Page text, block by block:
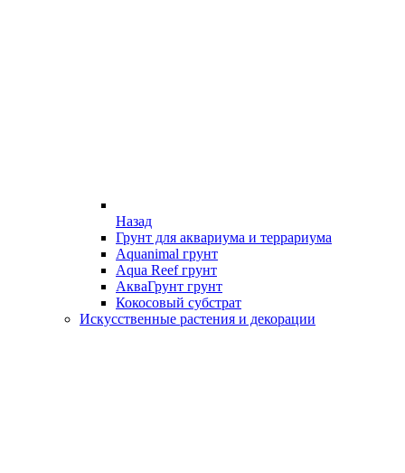
Назад
Грунт для аквариума и террариума
Aquanimal грунт
Aqua Reef грунт
АкваГрунт грунт
Кокосовый субстрат
Искусственные растения и декорации